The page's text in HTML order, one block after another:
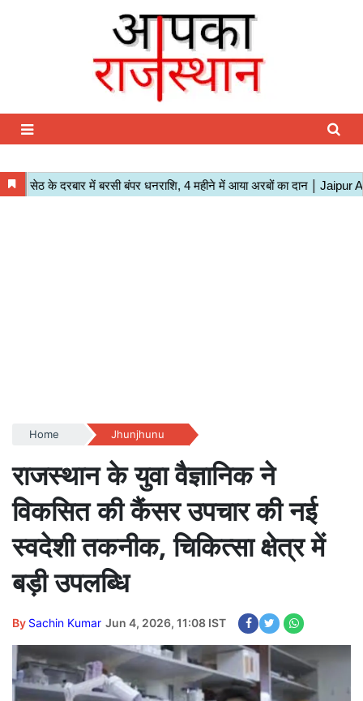
Home Jhunjhunu
राजस्थान के युवा वैज्ञानिक ने
विकसित की कैंसर उपचार की नई
स्वदेशी तकनीक, चिकित्सा क्षेत्र में
बड़ी उपलब्धि
By Sachin Kumar Jun 4, 2026, 11:08 IST